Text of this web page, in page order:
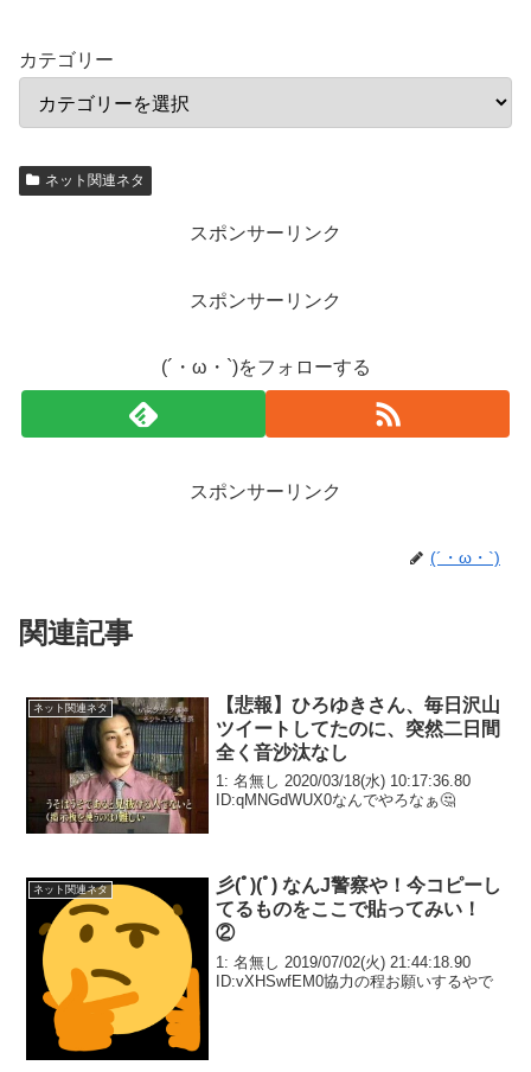
カテゴリー
ネット関連ネタ
スポンサーリンク
スポンサーリンク
(´・ω・`)をフォローする
スポンサーリンク
(´・ω・`)
関連記事
ネット関連ネタ
【悲報】ひろゆきさん、毎日沢山
ツイートしてたのに、突然二日間
全く音沙汰なし
1: 名無し 2020/03/18(水) 10:17:36.80
ID:qMNGdWUX0なんでやろなぁ🤔
ネット関連ネタ
彡(ﾟ)(ﾟ) なんJ警察や！今コピーし
てるものをここで貼ってみい！
②
1: 名無し 2019/07/02(火) 21:44:18.90
ID:vXHSwfEM0協力の程お願いするやで